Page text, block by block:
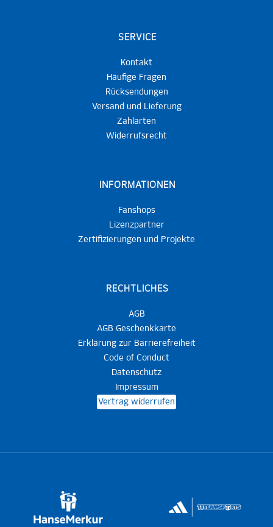
SERVICE
Kontakt
Häufige Fragen
Rücksendungen
Versand und Lieferung
Zahlarten
Widerrufsrecht
INFORMATIONEN
Fanshops
Lizenzpartner
Zertifizierungen und Projekte
RECHTLICHES
AGB
AGB Geschenkkarte
Erklärung zur Barrierefreiheit
Code of Conduct
Datenschutz
Impressum
Vertrag widerrufen